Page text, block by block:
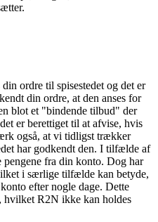
ordre til spisestedet og det er
din ordre, at den anses for
blot et "bindende tilbud" der
er berettiget til at afvise, hvis
også, at vi tidligst trækker
har godkendt den. I tilfælde af
fra din konto. Dog har
i særlige tilfælde kan betyde,
efter nogle dage. Dette
hvilket R2N ikke kan holdes